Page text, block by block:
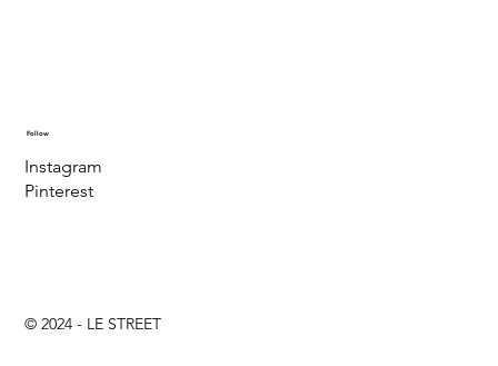
Follow
Instagram
Pinterest
© 2024 - LE STREET